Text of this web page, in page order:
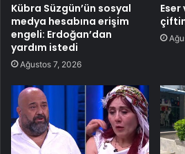
Kübra Süzgün’ün sosyal
medya hesabına erişim
engeli: Erdoğan’dan
yardım istedi
Ağustos 7, 2026